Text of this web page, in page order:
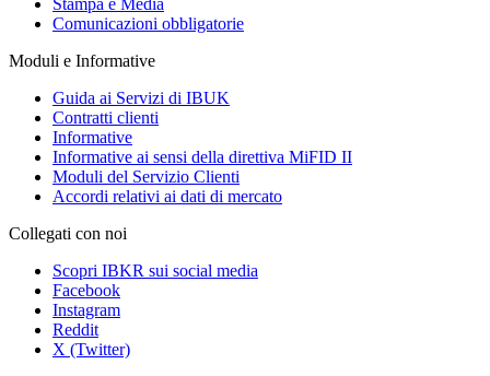
Stampa e Media
Comunicazioni obbligatorie
Moduli e Informative
Guida ai Servizi di IBUK
Contratti clienti
Informative
Informative ai sensi della direttiva MiFID II
Moduli del Servizio Clienti
Accordi relativi ai dati di mercato
Collegati con noi
Scopri IBKR sui social media
Facebook
Instagram
Reddit
X (Twitter)